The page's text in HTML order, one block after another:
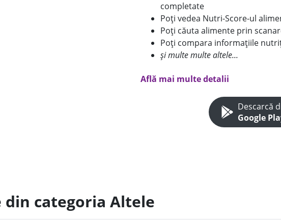
completate
Poți vedea Nutri-Score-ul
Poți căuta alimente prin
Poți compara informațiile
și multe multe altele...
Află mai multe detalii
Descarcă
Google
categoria Altele